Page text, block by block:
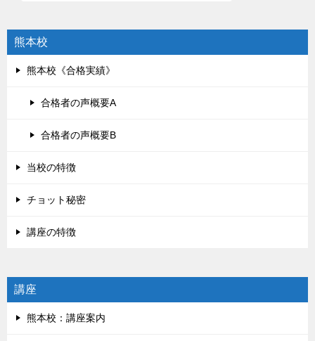
シ
ョ
熊本校
熊本校《合格実績》
合格者の声概要A
合格者の声概要B
当校の特徴
チョット秘密
講座の特徴
講座
熊本校：講座案内